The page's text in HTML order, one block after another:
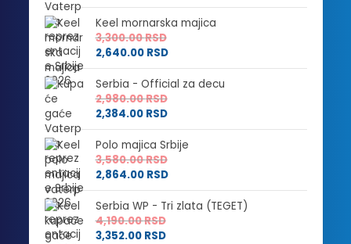
Keel mornarska majica
3,300.00RSD
2,640.00 RSD
Serbia - Official za decu
2,980.00RSD
2,384.00 RSD
Polo majica Srbije
3,580.00RSD
2,864.00 RSD
Serbia WP - Tri zlata (TEGET)
4,190.00RSD
3,352.00 RSD